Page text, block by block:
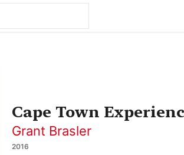
Cape Town
Grant Brasler
2016